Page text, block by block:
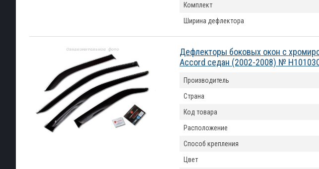
Комплект
Ширина дефлектора
Дефлекторы боковых окон с
Accord седан (2002-2008) №
Производитель
Страна
Код товара
Расположение
Способ крепления
Цвет